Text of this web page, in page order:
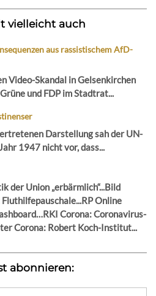
vielleicht auch
aus rassistischem AfD-
Video-Skandal in Gelsenkirchen
und FDP im Stadtrat...
Darstellung sah der UN-
1947 nicht vor, dass...
der Union „erbärmlich“...Bild
Online
Corona: Coronavirus-
Corona: Robert Koch-Institut...
abonnieren: